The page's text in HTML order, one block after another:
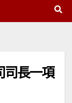
司長一項